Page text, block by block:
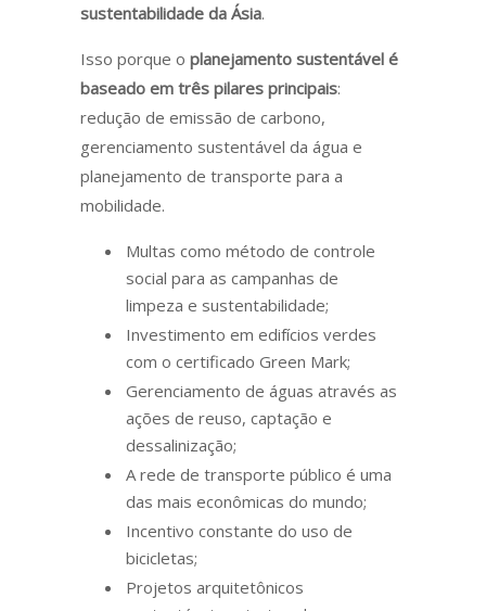
sustentabilidade da Ásia.
Isso porque o planejamento sustentável é
baseado em três pilares principais:
redução de emissão de carbono,
gerenciamento sustentável da água e
planejamento de transporte para a
mobilidade.
Multas como método de controle
social para as campanhas de
limpeza e sustentabilidade;
Investimento em edifícios verdes
com o certificado Green Mark;
Gerenciamento de águas através as
ações de reuso, captação e
dessalinização;
A rede de transporte público é uma
das mais econômicas do mundo;
Incentivo constante do uso de
bicicletas;
Projetos arquitetônicos